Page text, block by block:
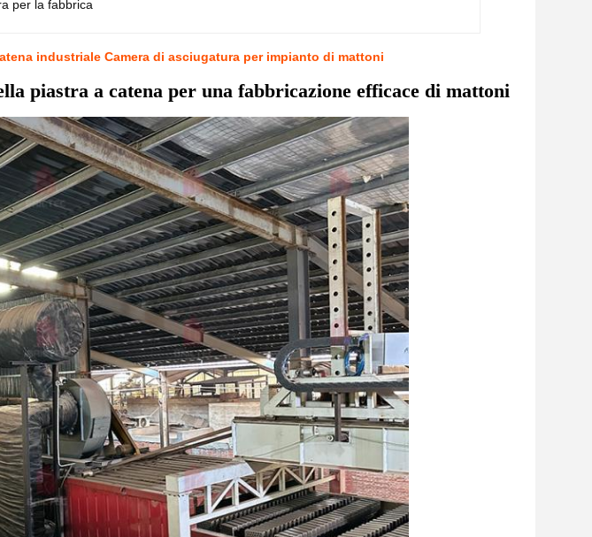
per la fabbrica
industriale Camera di asciugatura per impianto di mattoni
piastra a catena per una fabbricazione efficace di mattoni